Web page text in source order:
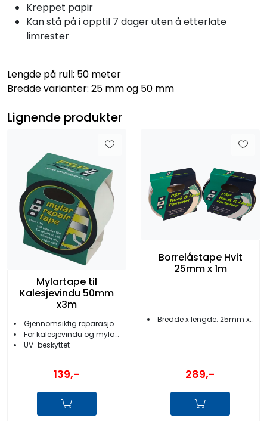
Kreppet papir
Kan stå på i opptil 7 dager uten å etterlate
limrester
Lengde på rull: 50 meter
Bredde varianter: 25 mm og 50 mm
Lignende produkter
Mylartape til
Kalesjevindu 50mm
x3m
Gjennomsiktig reparasjonstape
For kalesjevindu og mylarseil
UV-beskyttet
139,-
Borrelåstape Hvit
25mm x 1m
Bredde x lengde: 25mm x 1 m
289,-